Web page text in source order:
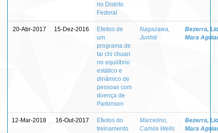
no Distrito
Federal
20-Abr-2017 15-Dez-2016
Efeitos de
um
programa de
tai chi chuan
no equilíbrio
estático e
dinâmico de
pessoas com
doença de
Parkinson
Nagazawa,
Junhiti
Bezerra,
Mara
12-Mar-2018 16-Out-2017
Efeitos do
treinamento
Marcelino,
Camila Wells
Bezerra,
Mara